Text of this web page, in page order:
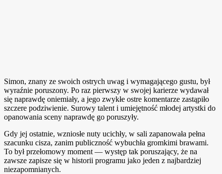
Simon, znany ze swoich ostrych uwag i wymagającego gustu, był
wyraźnie poruszony. Po raz pierwszy w swojej karierze wydawał
się naprawdę oniemiały, a jego zwykłe ostre komentarze zastąpiło
szczere podziwienie. Surowy talent i umiejętność młodej artystki do
opanowania sceny naprawdę go poruszyły.
Gdy jej ostatnie, wzniosłe nuty ucichły, w sali zapanowała pełna
szacunku cisza, zanim publiczność wybuchła gromkimi brawami.
To był przełomowy moment — występ tak poruszający, że na
zawsze zapisze się w historii programu jako jeden z najbardziej
niezapomnianych.